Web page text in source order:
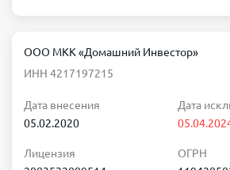
ООО МКК «Домашний Инвестор»
ИНН 4217197215
Дата внесения
05.02.2020
Дата
Лицензия
ОГРН